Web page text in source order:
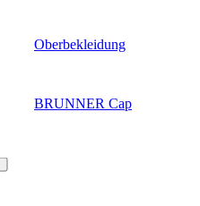
Oberbekleidung
BRUNNER Cap